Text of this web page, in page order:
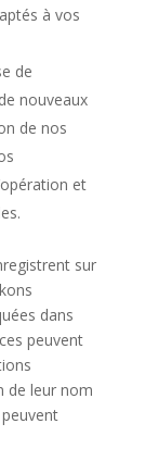
à vos
de
nouveaux
de nos
et
sur
dans
peuvent
de leur nom